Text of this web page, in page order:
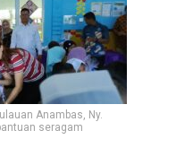
Anambas, Ny.
seragam